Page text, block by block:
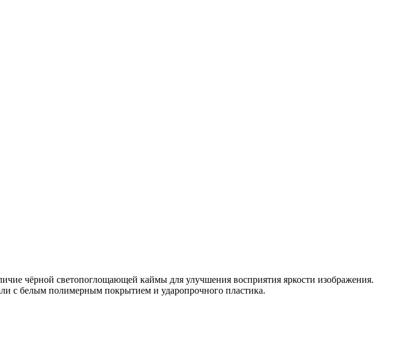
чёрной светопоглощающей каймы для улучшения восприятия яркости изображения.
с белым полимерным покрытием и ударопрочного пластика.